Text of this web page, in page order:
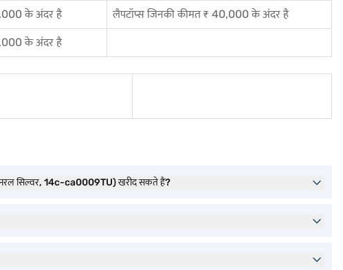
के अंदर है लैपटॉप्स जिनकी कीमत ₹ 40,000 के अंदर है
के अंदर है
सिल्वर, 14c-ca0009TU) खरीद सकते हैं?